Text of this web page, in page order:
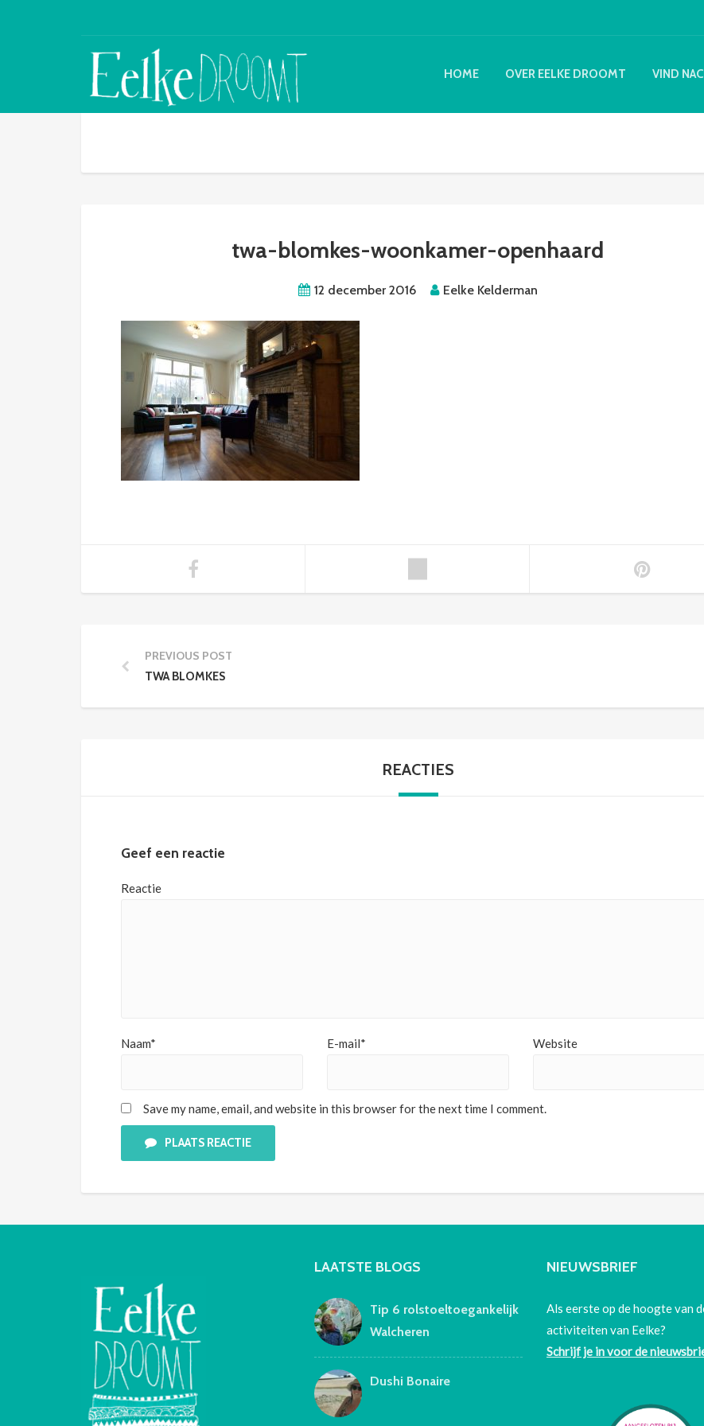
HOME OVER EELKE DROOMT VIND
twa-blomkes-woonkamer-openhaard
12 december 2016 Eelke Kelderman
PREVIOUS POST
TWA BLOMKES
REACTIES
Geef een reactie
Reactie
Naam* E-mail* Website
Save my name, email, and website in this browser for the next time I comment.
PLAATS REACTIE
LAATSTE BLOGS
Tip 6 rolstoeltoegankelijk
Walcheren
Dushi Bonaire
NIEUWSBRIEF
Als eerste op de hoogte van
activiteiten van Eelke?
Schrijf je in voor de